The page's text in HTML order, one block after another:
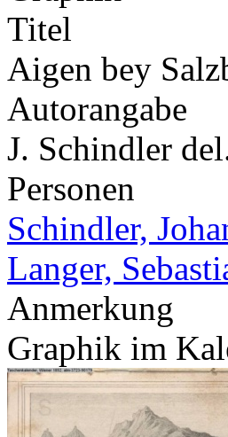
Titel
Aigen bey
Autorangabe
J. Schindler
Personen
Schindler,
Langer,
Anmerkung
Graphik im